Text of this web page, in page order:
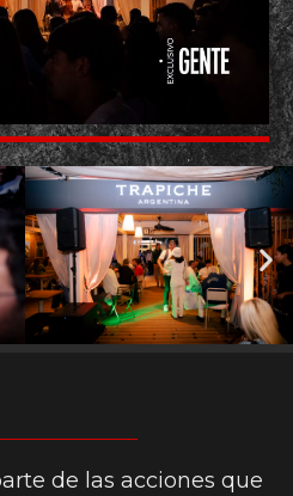
de las acciones que